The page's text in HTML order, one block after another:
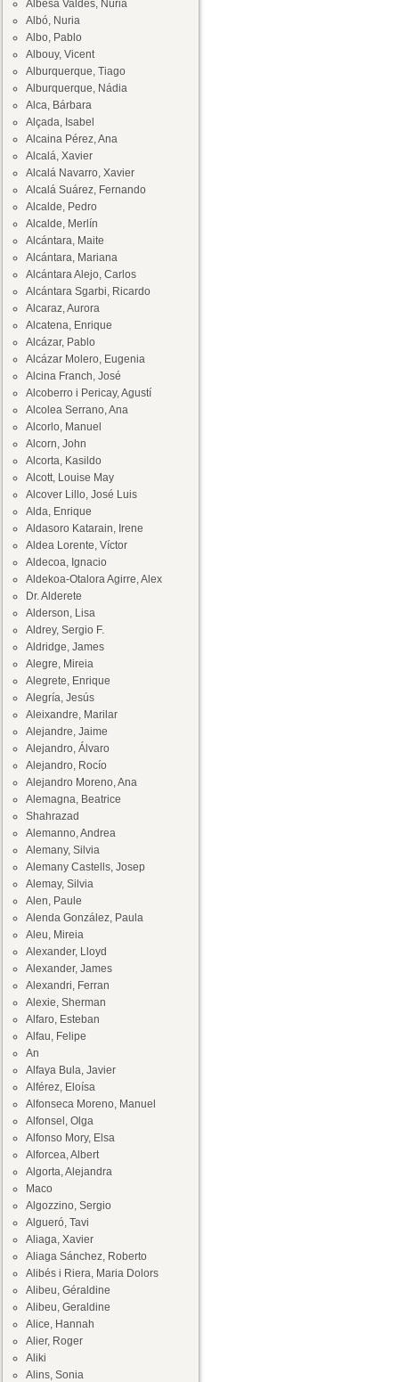
Albesa Valdés, Núria
Albó, Nuria
Albo, Pablo
Albouy, Vicent
Alburquerque, Tiago
Alburquerque, Nádia
Alca, Bárbara
Alçada, Isabel
Alcaina Pérez, Ana
Alcalá, Xavier
Alcalá Navarro, Xavier
Alcalá Suárez, Fernando
Alcalde, Pedro
Alcalde, Merlín
Alcántara, Maite
Alcántara, Mariana
Alcántara Alejo, Carlos
Alcántara Sgarbi, Ricardo
Alcaraz, Aurora
Alcatena, Enrique
Alcázar, Pablo
Alcázar Molero, Eugenia
Alcina Franch, José
Alcoberro i Pericay, Agustí
Alcolea Serrano, Ana
Alcorlo, Manuel
Alcorn, John
Alcorta, Kasildo
Alcott, Louise May
Alcover Lillo, José Luis
Alda, Enrique
Aldasoro Katarain, Irene
Aldea Lorente, Víctor
Aldecoa, Ignacio
Aldekoa-Otalora Agirre, Alex
Dr. Alderete
Alderson, Lisa
Aldrey, Sergio F.
Aldridge, James
Alegre, Mireia
Alegrete, Enrique
Alegría, Jesús
Aleixandre, Marilar
Alejandre, Jaime
Alejandro, Álvaro
Alejandro, Rocío
Alejandro Moreno, Ana
Alemagna, Beatrice
Shahrazad
Alemanno, Andrea
Alemany, Silvia
Alemany Castells, Josep
Alemay, Silvia
Alen, Paule
Alenda González, Paula
Aleu, Mireia
Alexander, Lloyd
Alexander, James
Alexandri, Ferran
Alexie, Sherman
Alfaro, Esteban
Alfau, Felipe
An
Alfaya Bula, Javier
Alférez, Eloísa
Alfonseca Moreno, Manuel
Alfonsel, Olga
Alfonso Mory, Elsa
Alforcea, Albert
Algorta, Alejandra
Maco
Algozzino, Sergio
Algueró, Tavi
Aliaga, Xavier
Aliaga Sánchez, Roberto
Alibés i Riera, Maria Dolors
Alibeu, Géraldine
Alibeu, Geraldine
Alice, Hannah
Alier, Roger
Aliki
Alins, Sonia